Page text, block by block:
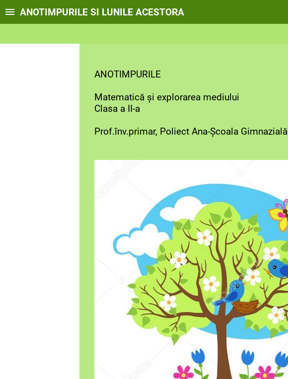
ANOTIMPURILE SI LUNILE ACESTORA
ANOTIMPURILE
Matematică și explorarea mediului
Clasa a II-a
Prof.înv.primar, Poliect Ana-Școala